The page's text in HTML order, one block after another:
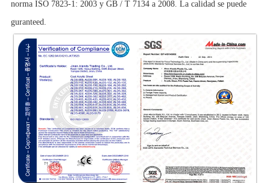
norma ISO 7823-1: 2003 y GB / T 7134 a 2008. La calidad se puede
guranteed.